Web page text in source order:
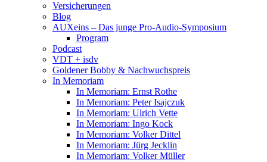
Versicherungen
Blog
AUXeins – Das junge Pro-Audio-Symposium
Program
Podcast
VDT + isdv
Goldener Bobby & Nachwuchspreis
In Memoriam
In Memoriam: Ernst Rothe
In Memoriam: Peter Isajczuk
In Memoriam: Ulrich Vette
In Memoriam: Ingo Kock
In Memoriam: Volker Dittel
In Memoriam: Jürg Jecklin
In Memoriam: Volker Müller